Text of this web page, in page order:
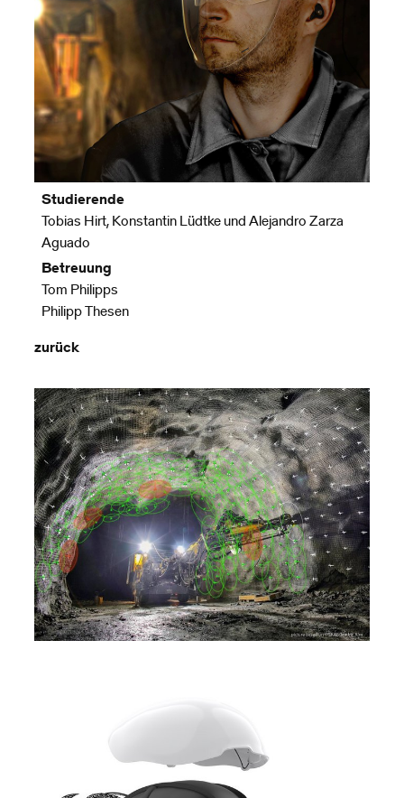
zurück
Studierende
Tobias Hirt, Konstantin Lüdtke und Alejandro Zarza
Aguado
Betreuung
Tom Philipps
Philipp Thesen